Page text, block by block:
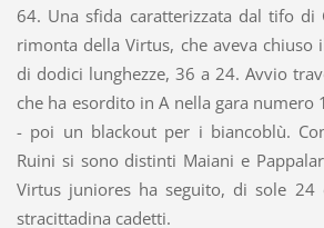
64. Una sfida caratterizzata dal tifo di
rimonta della Virtus, che aveva
di dodici lunghezze, 36 a 24. Avvio
che ha esordito in A nella gara
- poi un blackout per i biancoblù.
Ruini si sono distinti Maiani e
Virtus juniores ha seguito, di sole
stracittadina cadetti.